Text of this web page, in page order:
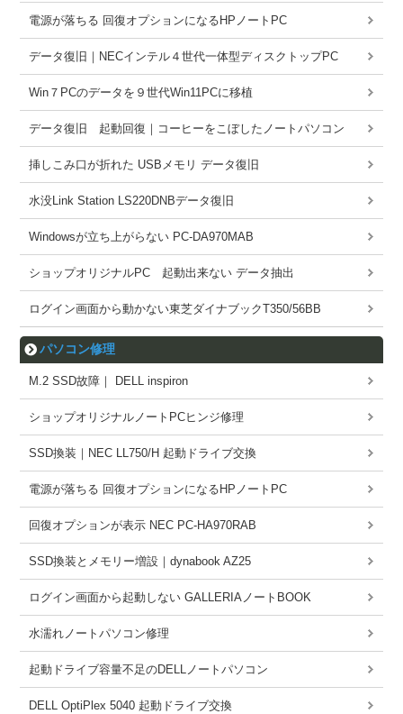
電源が落ちる 回復オプションになるHPノートPC
データ復旧｜NECインテル４世代一体型ディスクトップPC
Win７PCのデータを９世代Win11PCに移植
データ復旧 起動回復｜コーヒーをこぼしたノートパソコン
挿しこみ口が折れた USBメモリ データ復旧
水没Link Station LS220DNBデータ復旧
Windowsが立ち上がらない PC-DA970MAB
ショップオリジナルPC 起動出来ない データ抽出
ログイン画面から動かない東芝ダイナブックT350/56BB
パソコン修理
M.2 SSD故障｜ DELL inspiron
ショップオリジナルノートPCヒンジ修理
SSD換装｜NEC LL750/H 起動ドライブ交換
電源が落ちる 回復オプションになるHPノートPC
回復オプションが表示 NEC PC-HA970RAB
SSD換装とメモリー増設｜dynabook AZ25
ログイン画面から起動しない GALLERIAノートBOOK
水濡れノートパソコン修理
起動ドライブ容量不足のDELLノートパソコン
DELL OptiPlex 5040 起動ドライブ交換